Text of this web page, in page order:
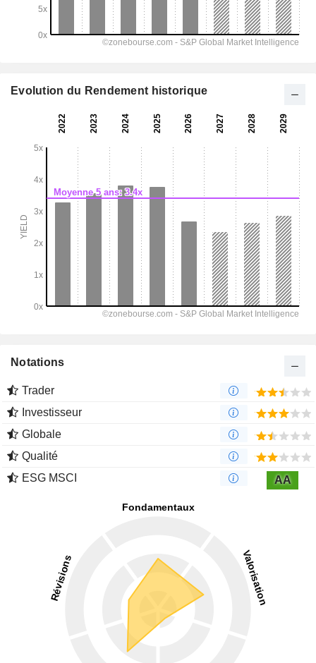
Evolution du Rendement historique
Notations
Trader
Investisseur
Globale
Qualité
ESG MSCI
AA